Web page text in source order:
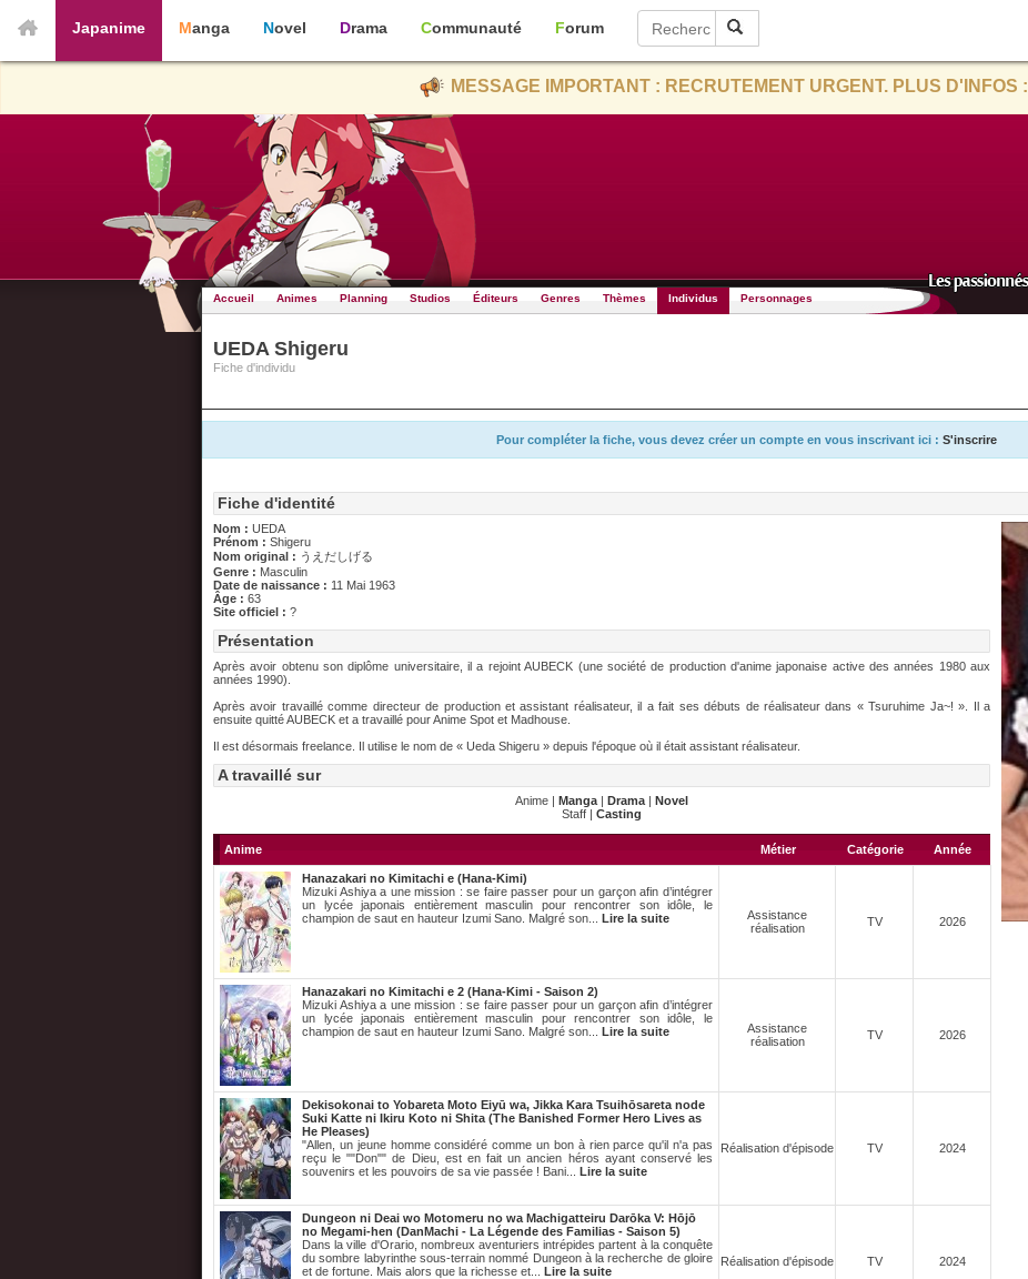
Japanime Manga Novel Drama Communauté Forum
MESSAGE IMPORTANT : RECRUTEMENT URGENT. PLUS D'INFOS :
Accueil Animes Planning Studios Éditeurs Genres Thèmes Individus Personnages
UEDA Shigeru
Fiche d'individu
Pour compléter la fiche, vous devez créer un compte en vous inscrivant ici : S'inscrire
Fiche d'identité
Nom : UEDA
Prénom : Shigeru
Nom original : うえだしげる
Genre : Masculin
Date de naissance : 11 Mai 1963
Âge : 63
Site officiel : ?
Présentation
Après avoir obtenu son diplôme universitaire, il a rejoint AUBECK (une société de production d'anime japonaise active des années 1980 aux
années 1990).
Après avoir travaillé comme directeur de production et assistant réalisateur, il a fait ses débuts de réalisateur dans « Tsuruhime Ja~! ». Il a
ensuite quitté AUBECK et a travaillé pour Anime Spot et Madhouse.
Il est désormais freelance. Il utilise le nom de « Ueda Shigeru » depuis l'époque où il était assistant réalisateur.
A travaillé sur
Anime | Manga | Drama | Novel
Staff | Casting
Anime Métier Catégorie Année
Hanazakari no Kimitachi e (Hana-Kimi)
Mizuki Ashiya a une mission : se faire passer pour un garçon afin d’intégrer
un lycée japonais entièrement masculin pour rencontrer son idôle, le
champion de saut en hauteur Izumi Sano. Malgré son... Lire la suite
Assistance
réalisation
TV 2026
Hanazakari no Kimitachi e 2 (Hana-Kimi - Saison 2)
Mizuki Ashiya a une mission : se faire passer pour un garçon afin d’intégrer
un lycée japonais entièrement masculin pour rencontrer son idôle, le
champion de saut en hauteur Izumi Sano. Malgré son... Lire la suite
Assistance
réalisation
TV 2026
Dekisokonai to Yobareta Moto Eiyū wa, Jikka Kara Tsuihōsareta node
Suki Katte ni Ikiru Koto ni Shita (The Banished Former Hero Lives as
He Pleases)
"Allen, un jeune homme considéré comme un bon à rien parce qu'il n'a pas
reçu le ""Don"" de Dieu, est en fait un ancien héros ayant conservé les
souvenirs et les pouvoirs de sa vie passée ! Bani... Lire la suite
Réalisation d'épisode TV 2024
Dungeon ni Deai wo Motomeru no wa Machigatteiru Darōka V: Hōjō
no Megami-hen (DanMachi - La Légende des Familias - Saison 5)
Dans la ville d'Orario, nombreux aventuriers intrépides partent à la conquête
du sombre labyrinthe sous-terrain nommé Dungeon à la recherche de gloire
et de fortune. Mais alors que la richesse et... Lire la suite
Réalisation d'épisode TV 2024